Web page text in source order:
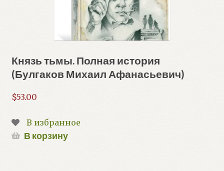
Князь тьмы. Полная история
(Булгаков Михаил Афанасьевич)
$53.00
В избранное
В корзину